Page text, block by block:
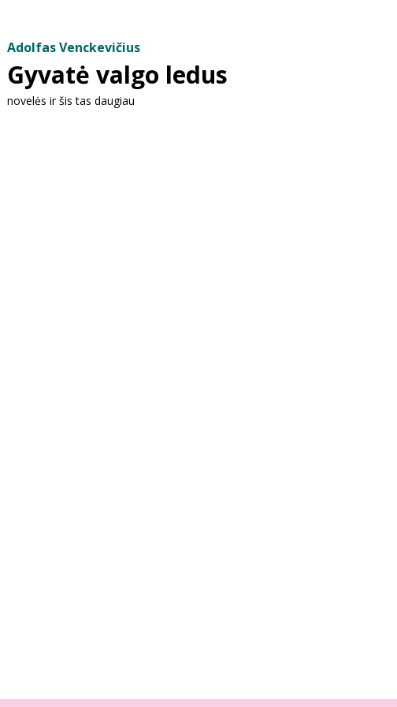
Adolfas Venckevičius
Gyvatė valgo ledus
novelės ir šis tas daugiau